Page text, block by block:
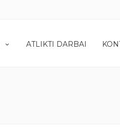
ATLIKTI DARBAI